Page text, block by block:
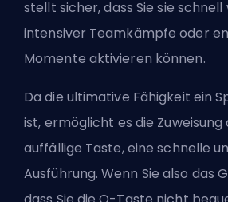
stellt sicher, dass Sie sie
intensiver Teamkämpfe oder
Momente aktivieren können.
Da die ultimative Fähigkeit ein
ist, ermöglicht es die Zuweisung
auffällige Taste, eine schnelle
Ausführung. Wenn Sie also das